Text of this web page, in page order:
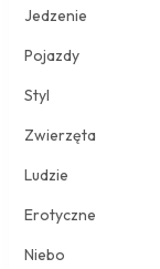
Jedzenie
Pojazdy
Styl
Zwierzęta
Ludzie
Erotyczne
Niebo